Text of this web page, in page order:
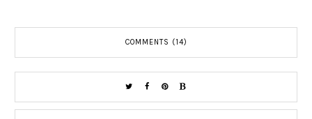
COMMENTS (14)